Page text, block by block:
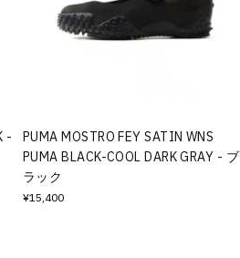
-
PUMA MOSTRO FEY SATIN WNS
PUMA BLACK-COOL DARK GRAY - ブ
ラック
¥15,400